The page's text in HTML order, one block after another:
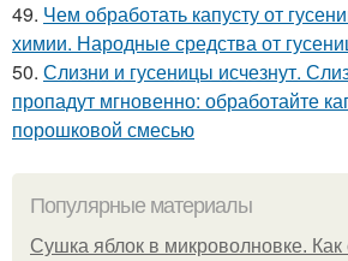
49. Чем обработать капусту от
химии. Народные средства от
50. Слизни и гусеницы исчезнут.
пропадут мгновенно: обработайте
порошковой смесью
Популярные материалы
Сушка яблок в микроволновке. Как